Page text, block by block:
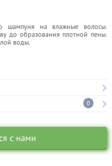
шампуня на влажные волосы.
до образования плотной пены.
воды.
0
с нами